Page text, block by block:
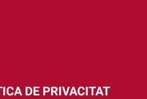
DE PRIVACITAT